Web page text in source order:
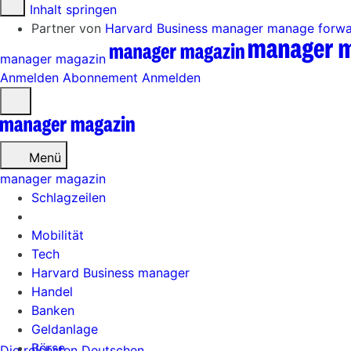
Zum Inhalt springen
Partner von Harvard Business manager manage
manager magazin
Anmelden Abonnement Anmelden
öffnen
Menü
Schlagzeilen
Mobilität
Tech
Harvard Business manager
Handel
Banken
Geldanlage
Börse
manager magazin